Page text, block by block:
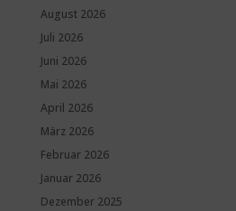
August 2026
Juli 2026
Juni 2026
Mai 2026
April 2026
März 2026
Februar 2026
Januar 2026
Dezember 2025